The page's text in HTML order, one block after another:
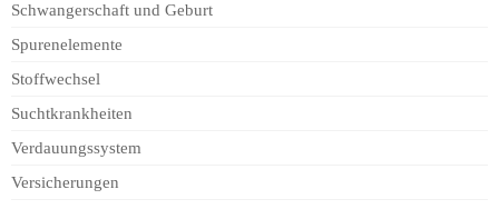
Schwangerschaft und Geburt
Spurenelemente
Stoffwechsel
Suchtkrankheiten
Verdauungssystem
Versicherungen